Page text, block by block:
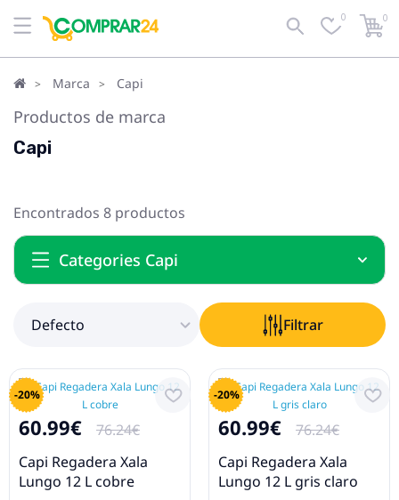
Defecto Filtrar 0 0
Marca Capi
Productos de marca
Capi
Encontrados 8 productos
Categories Capi
Defecto Filtrar
-20%
60.99€
76.24€
Capi Regadera Xala
Lungo 12 L cobre
-20%
60.99€
76.24€
Capi Regadera Xala
Lungo 12 L gris claro